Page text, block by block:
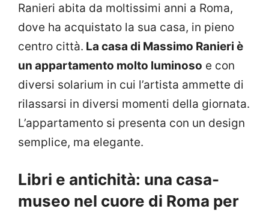
Ranieri abita da moltissimi anni a Roma,
dove ha acquistato la sua casa, in pieno
centro città. La casa di Massimo Ranieri è
un appartamento molto luminoso e con
diversi solarium in cui l’artista ammette di
rilassarsi in diversi momenti della giornata.
L’appartamento si presenta con un design
semplice, ma elegante.
Libri e antichità: una casa-
museo nel cuore di Roma per